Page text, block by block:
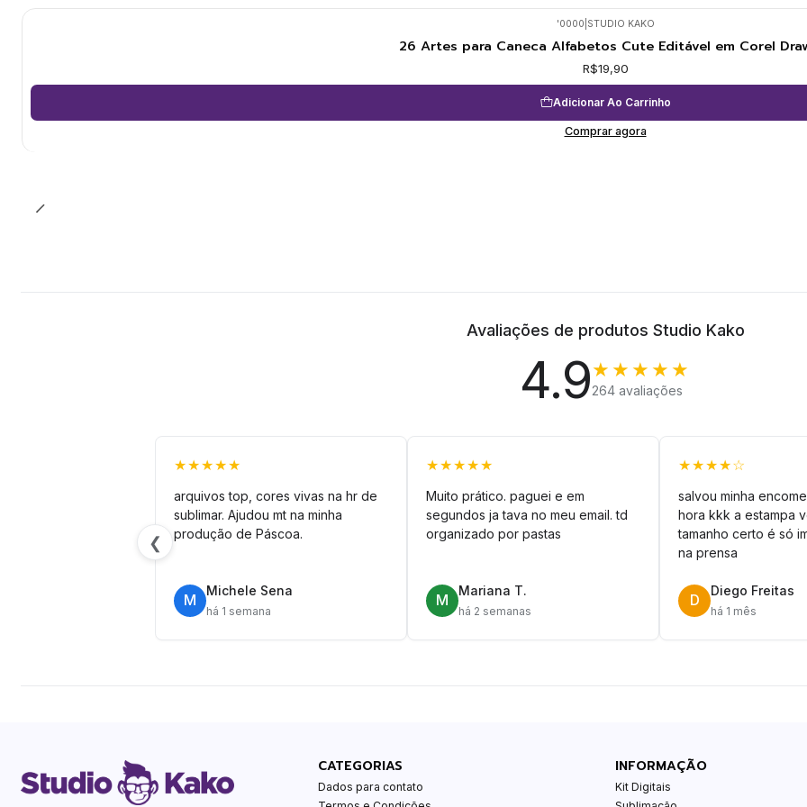
'0000 STUDIO KAKO
26 Artes para Caneca Alfabetos Cute Editável em Corel
R$19,90
Adicionar Ao Carrinho
Comprar agora
Avaliações de produtos Studio Kako
4.9★★★★★
264 avaliações
❮
★★★★★
arquivos top, cores vivas na hr de
sublimar. Ajudou mt na minha
produção de Páscoa.
M
Michele Sena
há 1 semana
★★★★★
Muito prático. paguei e em
segundos ja tava no meu email. td
organizado por pastas
M
Mariana T.
há 2 semanas
★★★★☆
salvou minha
hora kkk a estampa
tamanho certo é só
na prensa
D
Diego Freitas
há 1 mês
CATEGORIAS
Dados para contato
INFORMAÇÃO
Kit Digitais